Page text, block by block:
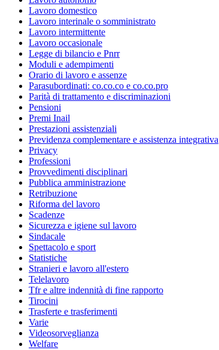
Lavoro domestico
Lavoro interinale o somministrato
Lavoro intermittente
Lavoro occasionale
Legge di bilancio e Pnrr
Moduli e adempimenti
Orario di lavoro e assenze
Parasubordinati: co.co.co e co.co.pro
Parità di trattamento e discriminazioni
Pensioni
Premi Inail
Prestazioni assistenziali
Previdenza complementare e assistenza integrativa
Privacy
Professioni
Provvedimenti disciplinari
Pubblica amministrazione
Retribuzione
Riforma del lavoro
Scadenze
Sicurezza e igiene sul lavoro
Sindacale
Spettacolo e sport
Statistiche
Stranieri e lavoro all'estero
Telelavoro
Tfr e altre indennità di fine rapporto
Tirocini
Trasferte e trasferimenti
Varie
Videosorveglianza
Welfare